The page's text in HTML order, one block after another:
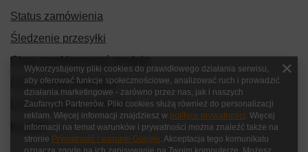
Status zamówienia
Śledzenie przesyłki
Chcę zareklamować produkt
Chcę zwrócić produkt
Chcę wymienić produkt
Kontakt
Wykorzystujemy pliki cookies do prawidłowego działania serwisu,
aby oferować funkcje społecznościowe, analizować ruch i prowadzić
działania marketingowe - zarówno przez nas, jak i naszych
Zaufanych Partnerów. Pliki cookies służą również do personalizacji
reklam. Więcej informacji znajdziesz w polityce prywatności. Więcej
informacji na temat warunków i prywatności można znaleźć także na
stronie Prywatność i warunki Google. Akceptacja tego komunikatu